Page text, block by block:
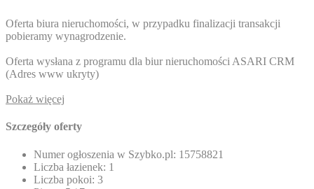
Oferta biura nieruchomości, w przypadku finalizacji transakcji
pobieramy wynagrodzenie.
Oferta wysłana z programu dla biur nieruchomości ASARI CRM
(Adres www ukryty)
Pokaż więcej
Szczegóły oferty
Numer ogłoszenia w Szybko.pl: 15758821
Liczba łazienek: 1
Liczba pokoi: 3